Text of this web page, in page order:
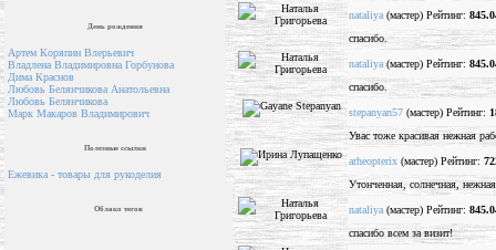
День рождения
Артем Коряпин Влерьевич
Владлена Владимировна Горбунова
Дима Краснов
Любовь Белянчикова Анатольевна
Любовь Белянчикова
Марк Макаров Владимирович
Полезные ссылки
Ежевика - товары для рукоделия
Облако тегов
nataliya (мастер) Рейтинг:
спасибо.
nataliya (мастер) Рейтинг:
спасибо.
stepanyan57 (мастер) Рейтинг:
Увас тоже красивая нежная
arheopterix (мастер) Рейтинг:
Утонченная, солнечная,
nataliya (мастер) Рейтинг:
спасибо всем за визит!